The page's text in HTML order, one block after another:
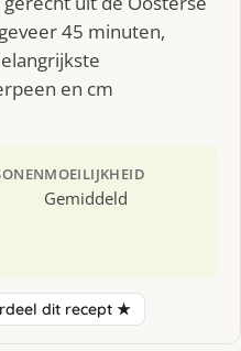
45 minuten,
en cm
MOEILIJKHEID
Gemiddeld
dit recept ★